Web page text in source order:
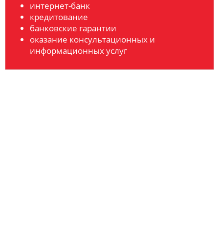
интернет-банк
кредитование
банковские гарантии
оказание консультационных и
информационных услуг